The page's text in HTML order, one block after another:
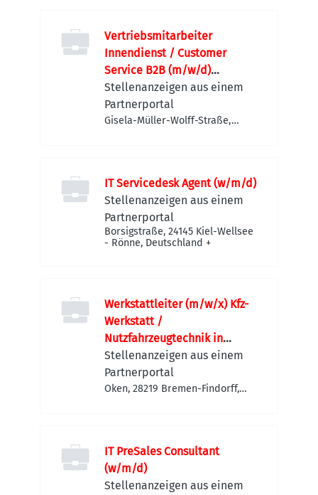
Vertriebsmitarbeiter
Innendienst / Customer
Service B2B (m/w/d)
Spirituosen
Stellenanzeigen aus einem
Partnerportal
Gisela-Müller-Wolff-Straße,
IT Servicedesk Agent (w/m/d)
Stellenanzeigen aus einem
Partnerportal
Borsigstraße, 24145 Kiel-Wellsee
- Rönne, Deutschland +
Werkstattleiter (m/w/x) Kfz-
Werkstatt /
Nutzfahrzeugtechnik in
Bremen
Stellenanzeigen aus einem
Partnerportal
Oken, 28219 Bremen-Findorff,
IT PreSales Consultant
(w/m/d)
Stellenanzeigen aus einem